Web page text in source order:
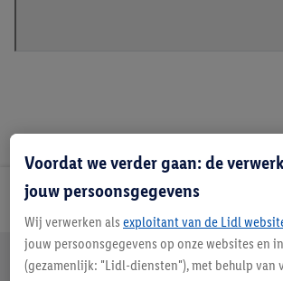
Lidl Nieuwsbrief
Jouw voordelen bij ons als Lidl webshop
Gratis retourneren Veilig winkelen
Voordat we verder gaan: de
jouw persoonsgegevens
Wij verwerken als exploitant van de Lidl
jouw persoonsgegevens op onze websites en
(gezamenlijk: "Lidl-diensten"), met behulp van